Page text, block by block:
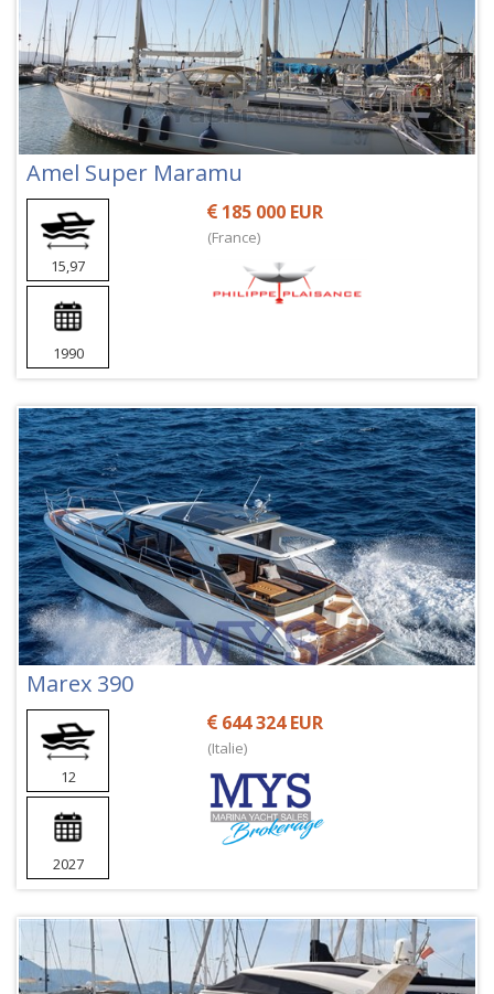
Amel Super Maramu
15,97
1990
185 000 EUR
(France)
Marex 390
12
2027
644 324 EUR
(Italie)